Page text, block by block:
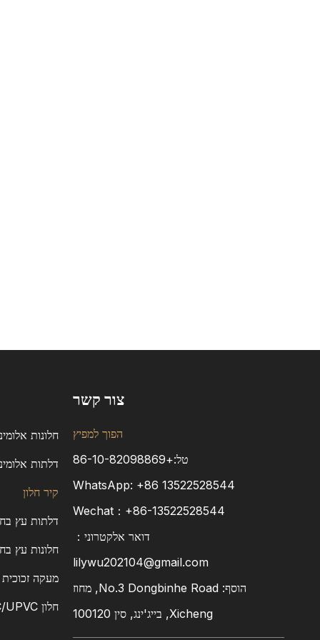
חלונות
דלתות
קיר חלון
דלתות עץ
חלונות עץ
מעקה זכוכית
חלון PVC/UPVC
צור קשר
הפוך למפיץ
טל:+86-10-82098869
WhatsApp: +86 13522528544
Wechat：+86-13522528544
דואר אלקטרוני：
lilywu202104@gmail.com
הוסף: No.3 Dongbinhe Road, מחוז
Xicheng, בייג'ינג, סין 100120